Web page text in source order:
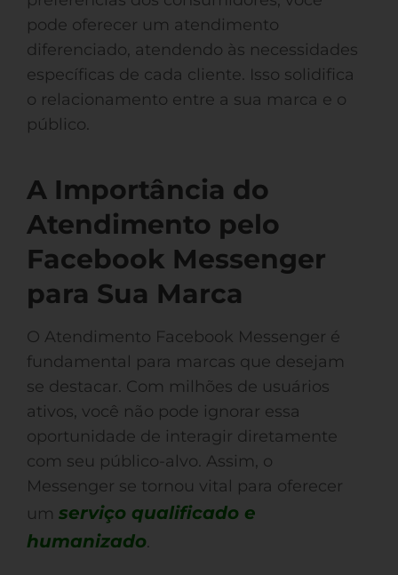
pode oferecer um atendimento
diferenciado, atendendo às necessidades
específicas de cada cliente. Isso solidifica
o relacionamento entre a sua marca e o
público.
A Importância do
Atendimento pelo
Facebook Messenger
para Sua Marca
O Atendimento Facebook Messenger é
fundamental para marcas que desejam
se destacar. Com milhões de usuários
ativos, você não pode ignorar essa
oportunidade de interagir diretamente
com seu público-alvo. Assim, o
Messenger se tornou vital para oferecer
um serviço qualificado e
humanizado.